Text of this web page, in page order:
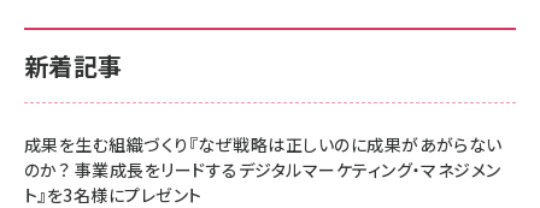
新着記事
成果を生む組織づくり『なぜ戦略は正しいのに成果があがらない
のか？ 事業成長をリードするデジタルマーケティング・マネジメン
ト』を3名様にプレゼント